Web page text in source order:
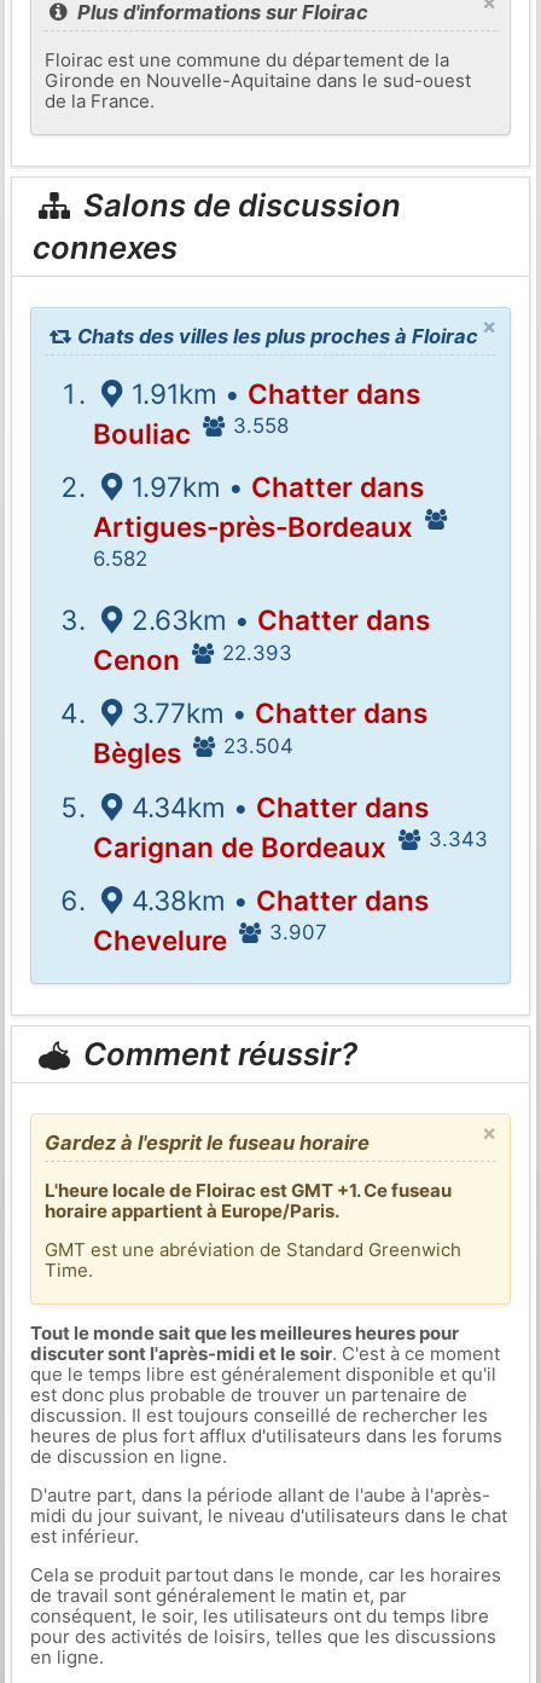
Plus d'informations sur Floirac
Floirac est une commune du département de la
Gironde en Nouvelle-Aquitaine dans le sud-ouest
de la France.
Salons de discussion
connexes
×
Chats des villes les plus proches à Floirac
1.91km • Chatter dans
Bouliac
3.558
1.97km • Chatter dans
Artigues-près-Bordeaux
6.582
2.63km • Chatter dans
Cenon
22.393
3.77km • Chatter dans
Bègles
23.504
4.34km • Chatter dans
Carignan de Bordeaux
3.343
4.38km • Chatter dans
Chevelure
3.907
Comment réussir?
×
Gardez à l'esprit le fuseau horaire
L'heure locale de Floirac est GMT +1. Ce fuseau
horaire appartient à Europe/Paris.
GMT est une abréviation de Standard Greenwich
Time.
Tout le monde sait que les meilleures heures pour
discuter sont l'après-midi et le soir. C'est à ce moment
que le temps libre est généralement disponible et qu'il
est donc plus probable de trouver un partenaire de
discussion. Il est toujours conseillé de rechercher les
heures de plus fort afflux d'utilisateurs dans les forums
de discussion en ligne.
D'autre part, dans la période allant de l'aube à l'après-
midi du jour suivant, le niveau d'utilisateurs dans le chat
est inférieur.
Cela se produit partout dans le monde, car les horaires
de travail sont généralement le matin et, par
conséquent, le soir, les utilisateurs ont du temps libre
pour des activités de loisirs, telles que les discussions
en ligne.